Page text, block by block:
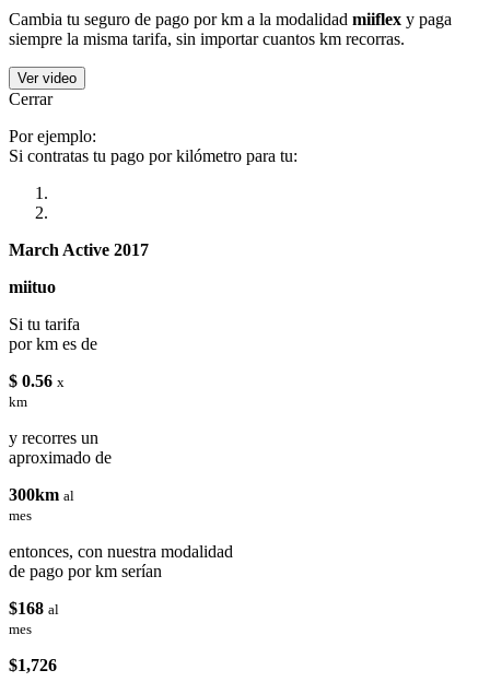
Cambia tu seguro de pago por km a la modalidad miiflex y paga
siempre la misma tarifa, sin importar cuantos km recorras.
Ver video
Cerrar
Por ejemplo:
Si contratas tu pago por kilómetro para tu:
March Active 2017
miituo
Si tu tarifa
por km es de
$ 0.56 x
km
y recorres un
aproximado de
300km al
mes
entonces, con nuestra modalidad
de pago por km serían
$168 al
mes
$1,726